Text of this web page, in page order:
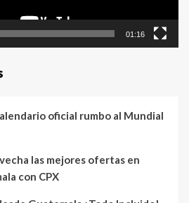
01:16
oficial rumbo al Mundial
las mejores ofertas en
con CPX